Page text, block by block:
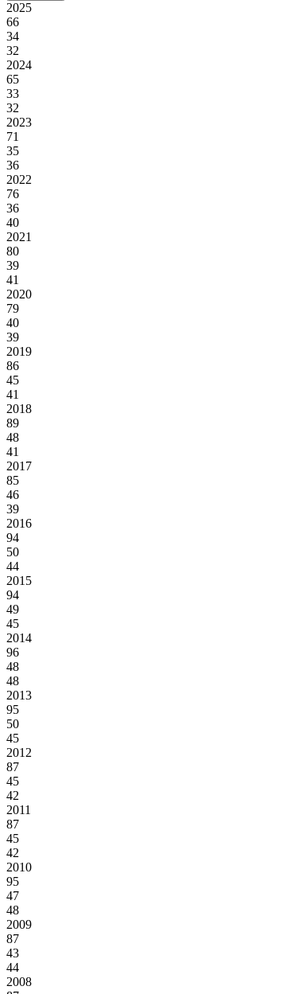
2025
66
34
32
2024
65
33
32
2023
71
35
36
2022
76
36
40
2021
80
39
41
2020
79
40
39
2019
86
45
41
2018
89
48
41
2017
85
46
39
2016
94
50
44
2015
94
49
45
2014
96
48
48
2013
95
50
45
2012
87
45
42
2011
87
45
42
2010
95
47
48
2009
87
43
44
2008